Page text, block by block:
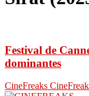
Festival de
dominantes
CineFreaks